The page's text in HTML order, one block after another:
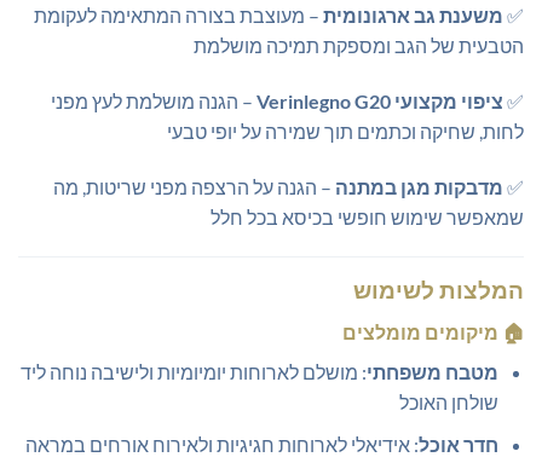
✅ משענת גב ארגונומית – מעוצבת בצורה המתאימה לעקומת
הטבעית של הגב ומספקת תמיכה מושלמת
✅ ציפוי מקצועי Verinlegno G20
– הגנה מושלמת לעץ מפני
לחות, שחיקה וכתמים תוך שמירה על יופי טבעי
✅ מדבקות מגן במתנה – הגנה על הרצפה מפני שריטות, מה
שמאפשר שימוש חופשי בכיסא בכל חלל
המלצות לשימוש
🏠 מיקומים מומלצים
מטבח משפחתי: מושלם לארוחות יומיומיות ולישיבה נוחה ליד
שולחן האוכל
חדר אוכל: אידיאלי לארוחות חגיגיות ולאירוח אורחים במראה